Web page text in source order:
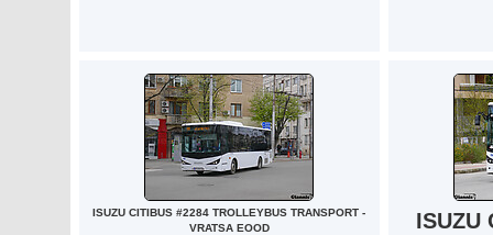
ISUZU CITIBUS #2284 TROLLEYBUS TRANSPORT -
VRATSA EOOD